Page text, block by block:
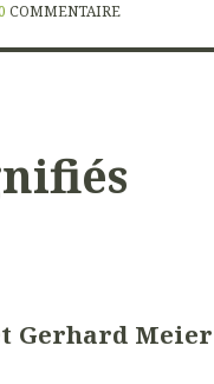
COMMENTAIRE
Gerhard Meier